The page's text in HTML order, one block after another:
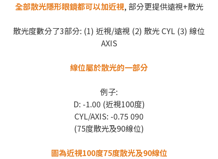
全部散光隱形眼鏡都可以加近視, 部分更提供遠視+散光
散光度數分了3部分: (1) 近視/遠視 (2) 散光 CYL (3) 線位
AXIS
線位屬於散光的一部分
例子:
D: -1.00 (近視100度)
CYL/AXIS: -0.75 090
(75度散光及90線位)
圖為近視100度75度散光及90線位